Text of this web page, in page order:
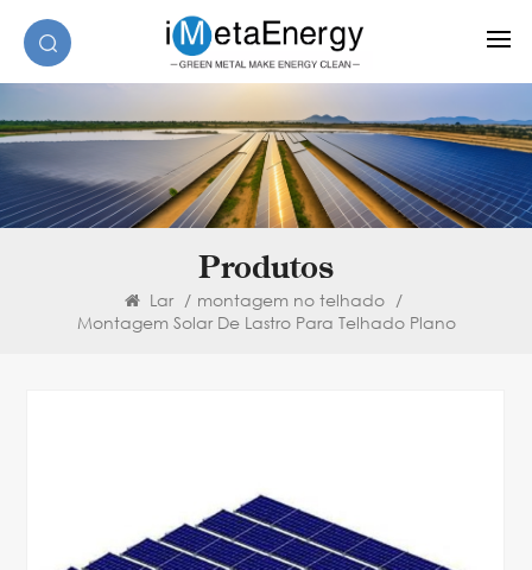
Produtos
Lar / montagem no telhado /
Montagem Solar De Lastro Para Telhado Plano